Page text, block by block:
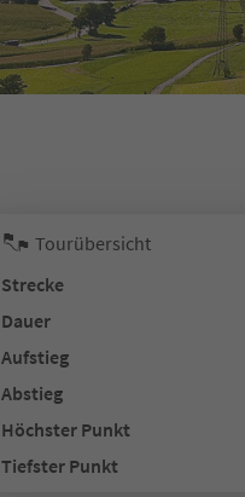
Tourübersicht
Strecke
Dauer
Aufstieg
Abstieg
Höchster Punkt
Tiefster Punkt